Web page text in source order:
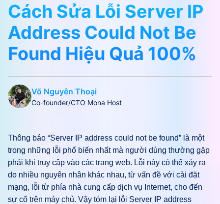
Cách Sửa Lỗi Server IP
Address Could Not Be
Found Hiệu Quả 100%
Võ Nguyên Thoại
Co-founder/CTO Mona Host
Thông báo “Server IP address could not be found” là một
trong những lỗi phổ biến nhất mà người dùng thường gặp
phải khi truy cập vào các trang web. Lỗi này có thể xảy ra
do nhiều nguyên nhân khác nhau, từ vấn đề với cài đặt
mạng, lỗi từ phía nhà cung cấp dịch vụ Internet, cho đến
sự cố trên máy chủ. Vậy tóm lại lỗi Server IP address